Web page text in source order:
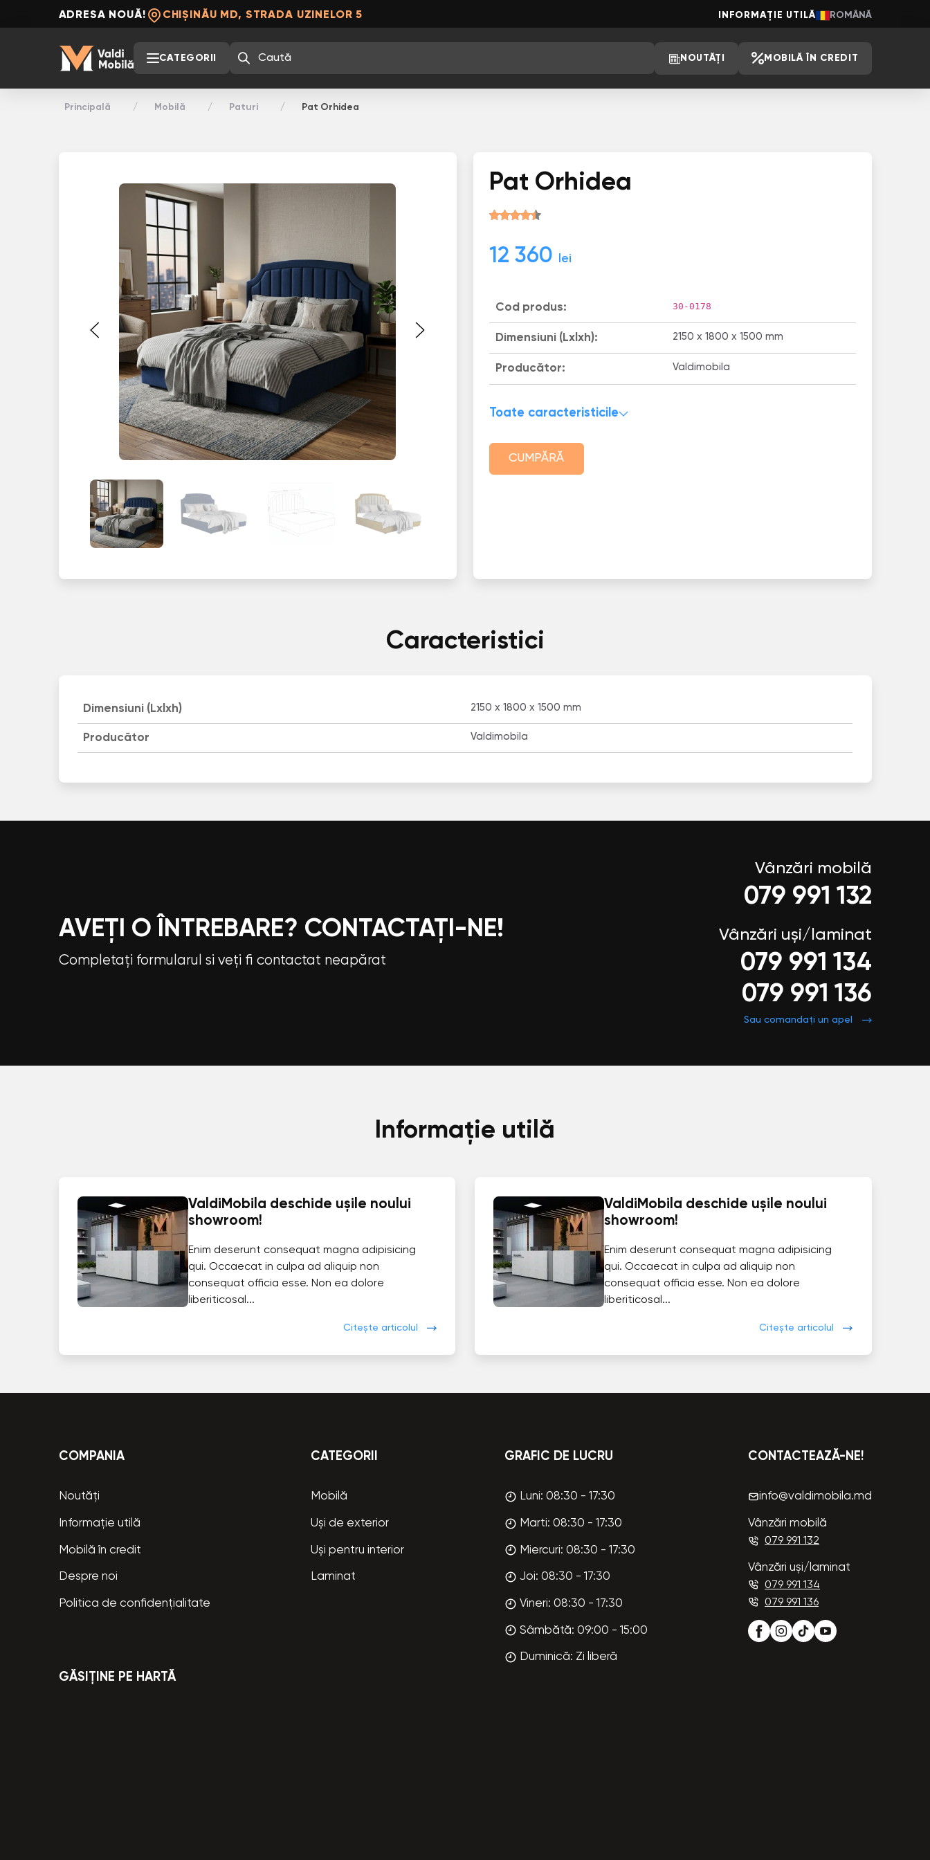
ADRESA NOUĂ! CHIȘINĂU MD, STRADA UZINELOR 5 INFORMAȚIE UTILĂ ROMÂNĂ
CATEGORII NOUTĂȚI MOBILĂ ÎN CREDIT
Principală Mobilă Paturi Pat Orhidea
Pat Orhidea
12 360 lei
Cod produs: 30-0178
Dimensiuni (Lxlxh): 2150 x 1800 x 1500 mm
Producător: Valdimobila
Toate caracteristicile
CUMPĂRĂ
Caracteristici
Dimensiuni (Lxlxh) 2150 x 1800 x 1500 mm
Producător Valdimobila
AVEȚI O ÎNTREBARE? CONTACTAȚI-NE!
Completați formularul si veți fi contactat neapărat
Vânzări mobilă
079 991 132
Vânzări uși/laminat
079 991 134
079 991 136
Sau comandați un apel
Informație utilă
ValdiMobila deschide ușile noului
showroom!
Enim deserunt consequat magna adipisicing
qui. Occaecat in culpa ad aliquip non
consequat officia esse. Non ea dolore
liberiticosal...
Citește articolul
ValdiMobila deschide ușile noului
showroom!
Enim deserunt consequat magna adipisicing
qui. Occaecat in culpa ad aliquip non
consequat officia esse. Non ea dolore
liberiticosal...
Citește articolul
COMPANIA
Noutăți
Informație utilă
Mobilă în credit
Despre noi
Politica de confidențialitate
CATEGORII
Mobilă
Uși de exterior
Uși pentru interior
Laminat
GRAFIC DE LUCRU
Luni: 08:30 - 17:30
Marti: 08:30 - 17:30
Miercuri: 08:30 - 17:30
Joi: 08:30 - 17:30
Vineri: 08:30 - 17:30
Sâmbătă: 09:00 - 15:00
Duminică: Zi liberă
CONTACTEAZĂ-NE!
info@valdimobila.md
Vânzări mobilă
079 991 132
Vânzări uși/laminat
079 991 134
079 991 136
GĂSIȚINE PE HARTĂ